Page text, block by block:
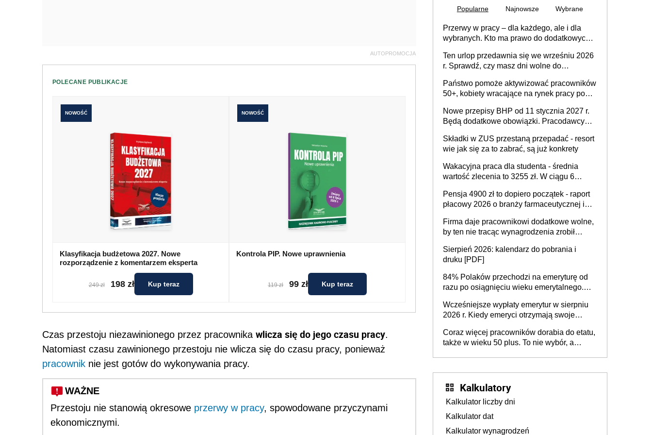
AUTOPROMOCJA
POLECANE PUBLIKACJE
NOWOŚĆ
Klasyfikacja budżetowa 2027. Nowe
rozporządzenie z komentarzem eksperta
249 zł 198 zł Kup teraz
NOWOŚĆ
Kontrola PIP. Nowe uprawnienia
119 zł 99 zł Kup teraz
Czas przestoju niezawinionego przez pracownika wlicza się do jego czasu pracy.
Natomiast czasu zawinionego przestoju nie wlicza się do czasu pracy, ponieważ
pracownik nie jest gotów do wykonywania pracy.
WAŻNE
Przestoju nie stanowią okresowe przerwy w pracy, spowodowane przyczynami
ekonomicznymi.
Popularne Najnowsze Wybrane
Przerwy w pracy – dla każdego, ale i dla
wybranych. Kto ma prawo do dodatkowych
Ten urlop przedawnia się we wrześniu 2026
r. Sprawdź, czy masz dni wolne do
Państwo pomoże aktywizować pracowników
50+, kobiety wracające na rynek pracy po
osoby neuroatypowe. Powstanie Fundusz
na rzecz Inkluzywności w Zatrudnianiu?
Nowe przepisy BHP od 11 stycznia 2027 r.
Będą dodatkowe obowiązki. Pracodawcy
Składki w ZUS przestaną przepadać - resort
wie jak się za to zabrać, są już konkrety
Wakacyjna praca dla studenta - średnia
wartość zlecenia to 3255 zł. W ciągu 6
ponad 10,7 tys. zł
Pensja 4900 zł to dopiero początek - raport
płacowy 2026 o branży farmaceutycznej i
Firma daje pracownikowi dodatkowe wolne,
by ten nie tracąc wynagrodzenia zrobił
sprawdza
Sierpień 2026: kalendarz do pobrania i
druku [PDF]
84% Polaków przechodzi na emeryturę od
razu po osiągnięciu wieku emerytalnego.
dłużej, ale czy jest w stanie? Pracownicy
45+ to siła napędowa gospodarki
Wcześniejsze wypłaty emerytur w sierpniu
2026 r. Kiedy emeryci otrzymają swoje
Coraz więcej pracowników dorabia do etatu,
także w wieku 50 plus. To nie wybór, a
Kalkulatory
Kalkulator liczby dni
Kalkulator dat
Kalkulator wynagrodzeń